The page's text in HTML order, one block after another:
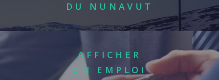
DU NUNAVUT
AFFICHER
UN EMPLOI